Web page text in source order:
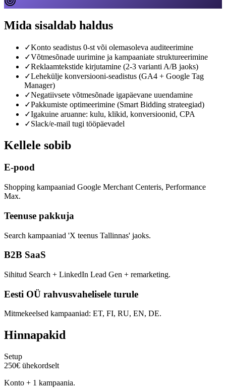
Mida sisaldab haldus
✓Konto seadistus 0-st või olemasoleva auditeerimine
✓Võtmesõnade uurimine ja kampaaniate struktureerimine
✓Reklaamtekstide kirjutamine (2-3 varianti A/B jaoks)
✓Lehekülje konversiooni-seadistus (GA4 + Google Tag
Manager)
✓Negatiivsete võtmesõnade igapäevane uuendamine
✓Pakkumiste optimeerimine (Smart Bidding strateegiad)
✓Igakuine aruanne: kulu, klikid, konversioonid, CPA
✓Slack/e-mail tugi tööpäevadel
Kellele sobib
E-pood
Shopping kampaaniad Google Merchant Centeris, Performance
Max.
Teenuse pakkuja
Search kampaaniad 'X teenus Tallinnas' jaoks.
B2B SaaS
Sihitud Search + LinkedIn Lead Gen + remarketing.
Eesti OÜ rahvusvahelisele turule
Mitmekeelsed kampaaniad: ET, FI, RU, EN, DE.
Hinnapakid
Setup
250€ ühekordselt
Konto + 1 kampaania.